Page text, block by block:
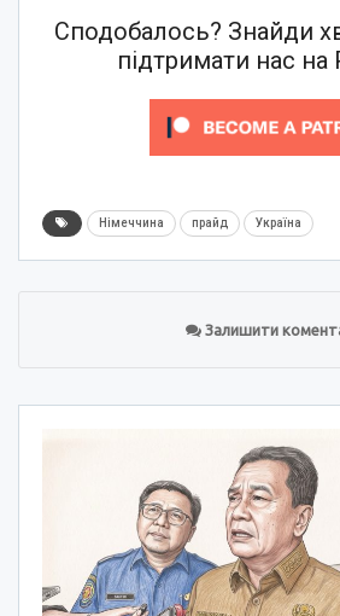
Сподобалось? Знайди
підтримати нас на
Німеччина прайд Україна
Залишити